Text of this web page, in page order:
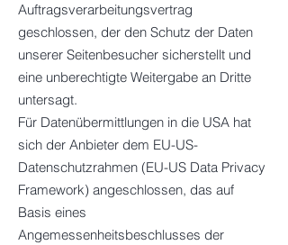
Auftragsverarbeitungsvertrag
geschlossen, der den Schutz der Daten
unserer Seitenbesucher sicherstellt und
eine unberechtigte Weitergabe an Dritte
untersagt.
Für Datenübermittlungen in die USA hat
sich der Anbieter dem EU-US-
Datenschutzrahmen (EU-US Data Privacy
Framework) angeschlossen, das auf
Basis eines
Angemessenheitsbeschlusses der